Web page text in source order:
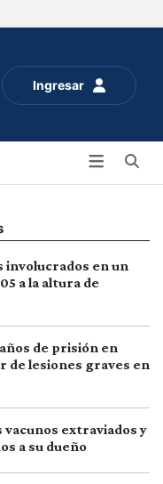
Ingresar
involucrados en un
a la altura de
de prisión en
de lesiones graves en
vacunos extraviados y
a su dueño